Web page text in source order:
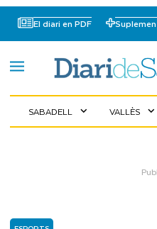
El diari en PDF
SABADELL expand_more VALLÈS expand_more